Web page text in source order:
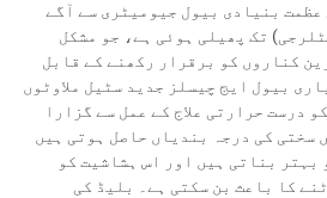
بنیادی بیول جیومیٹری سے آگے
تک پھیلی ہوئی ہے، جو مشکل
کناروں کو برقرار رکھنے کے قابل
بیول ایج چیسلز جدید سٹیل ملاوٹوں
درست حرارتی علاج کے عمل سے گزارا
سختی کی درجہ بندیاں حاصل ہوتی ہیں
بہتر بناتی ہیں اور اس ہشاشیت کو
کا باعث بن سکتی ہے۔ بلیڈ کی